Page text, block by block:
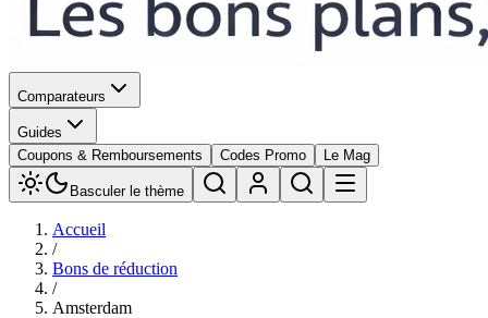
Comparateurs
Guides
Coupons & Remboursements
Codes Promo Le Mag
Basculer le thème
Accueil
/
Bons de réduction
/
Amsterdam